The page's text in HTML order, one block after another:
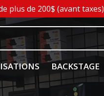
plus de 200$ (avant taxes)
BACKSTAGE